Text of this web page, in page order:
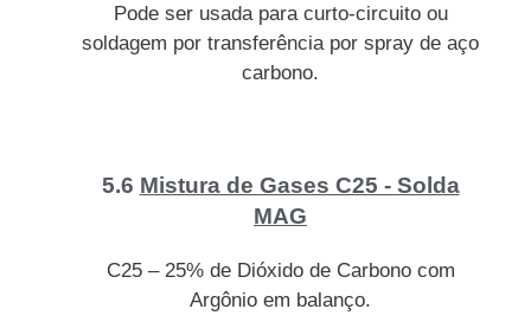
Pode ser usada para curto-circuito ou
soldagem por transferência por spray de aço
carbono.
5.6 Mistura de Gases C25 - Solda
MAG
C25 – 25% de Dióxido de Carbono com
Argônio em balanço.